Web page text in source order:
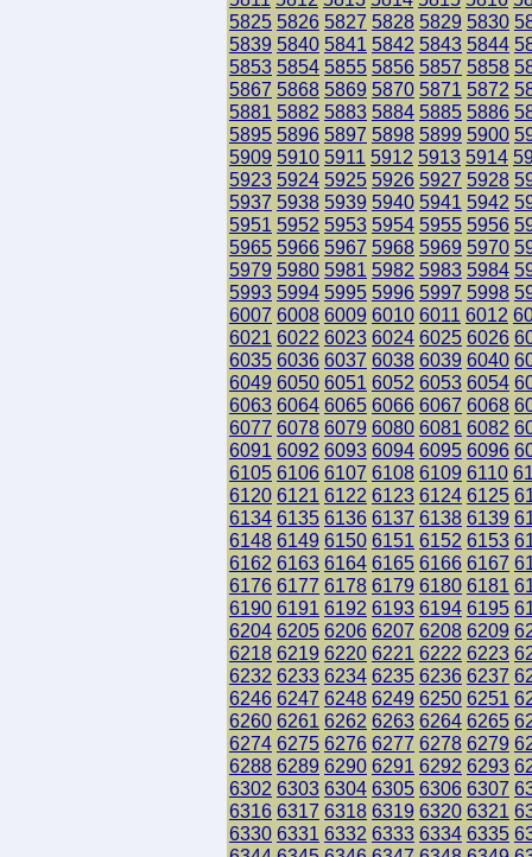
5825 5826 5827 5828 5829 5830
5839 5840 5841 5842 5843 5844
5853 5854 5855 5856 5857 5858
5867 5868 5869 5870 5871 5872
5881 5882 5883 5884 5885 5886
5895 5896 5897 5898 5899 5900
5909 5910 5911 5912 5913 5914
5923 5924 5925 5926 5927 5928
5937 5938 5939 5940 5941 5942
5951 5952 5953 5954 5955 5956
5965 5966 5967 5968 5969 5970
5979 5980 5981 5982 5983 5984
5993 5994 5995 5996 5997 5998
6007 6008 6009 6010 6011 6012
6021 6022 6023 6024 6025 6026
6035 6036 6037 6038 6039 6040
6049 6050 6051 6052 6053 6054
6063 6064 6065 6066 6067 6068
6077 6078 6079 6080 6081 6082
6091 6092 6093 6094 6095 6096
6105 6106 6107 6108 6109 6110
6120 6121 6122 6123 6124 6125
6134 6135 6136 6137 6138 6139
6148 6149 6150 6151 6152 6153
6162 6163 6164 6165 6166 6167
6176 6177 6178 6179 6180 6181
6190 6191 6192 6193 6194 6195
6204 6205 6206 6207 6208 6209
6218 6219 6220 6221 6222 6223
6232 6233 6234 6235 6236 6237
6246 6247 6248 6249 6250 6251
6260 6261 6262 6263 6264 6265
6274 6275 6276 6277 6278 6279
6288 6289 6290 6291 6292 6293
6302 6303 6304 6305 6306 6307
6316 6317 6318 6319 6320 6321
6330 6331 6332 6333 6334 6335